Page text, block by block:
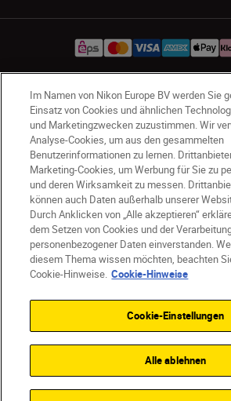
AT Nikon Sites
Kontaktieren Sie uns
Nutzungsbedingungen
Geschäftsbedingungen des Nikon
Cookie-Hinweise
Barrierefreiheit
Cookie-Einstellungen
© 2026 Nikon
Im Namen von Nikon Europe BV werden Sie
Einsatz von Cookies und ähnlichen
und Marketingzwecken zuzustimmen. Wir
Analyse-Cookies, um aus den gesammelten
Benutzerinformationen zu lernen.
Marketing-Cookies, um Werbung für Sie zu
und deren Wirksamkeit zu messen.
können auch Daten außerhalb unserer
Durch Anklicken von „Alle akzeptieren“
dem Setzen von Cookies und der
personenbezogener Daten einverstanden.
diesem Thema wissen möchten, beachten
Cookie-Hinweise. Cookie-Hinweise
Cookie-Einstellungen
Alle ablehnen